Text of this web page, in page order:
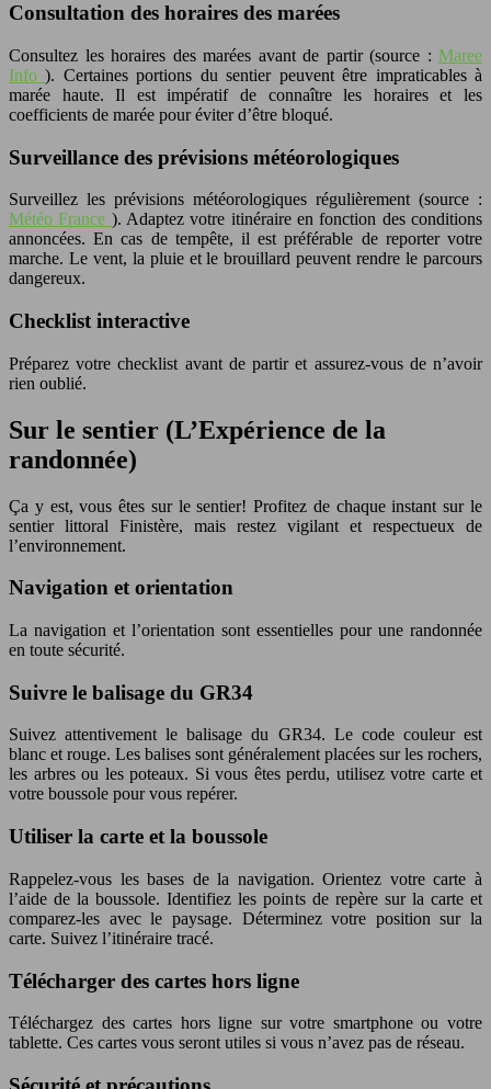
Consultation des horaires des marées
Consultez les horaires des marées avant de partir (source : Maree
Info). Certaines portions du sentier peuvent être impraticables à
marée haute. Il est impératif de connaître les horaires et les
coefficients de marée pour éviter d’être bloqué.
Surveillance des prévisions météorologiques
Surveillez les prévisions météorologiques régulièrement (source :
Météo France ). Adaptez votre itinéraire en fonction des conditions
annoncées. En cas de tempête, il est préférable de reporter votre
marche. Le vent, la pluie et le brouillard peuvent rendre le parcours
dangereux.
Checklist interactive
Préparez votre checklist avant de partir et assurez-vous de n’avoir
rien oublié.
Sur le sentier (L’Expérience de la
randonnée)
Ça y est, vous êtes sur le sentier! Profitez de chaque instant sur le
sentier littoral Finistère, mais restez vigilant et respectueux de
l’environnement.
Navigation et orientation
La navigation et l’orientation sont essentielles pour une randonnée
en toute sécurité.
Suivre le balisage du GR34
Suivez attentivement le balisage du GR34. Le code couleur est
blanc et rouge. Les balises sont généralement placées sur les rochers,
les arbres ou les poteaux. Si vous êtes perdu, utilisez votre carte et
votre boussole pour vous repérer.
Utiliser la carte et la boussole
Rappelez-vous les bases de la navigation. Orientez votre carte à
l’aide de la boussole. Identifiez les points de repère sur la carte et
comparez-les avec le paysage. Déterminez votre position sur la
carte. Suivez l’itinéraire tracé.
Télécharger des cartes hors ligne
Téléchargez des cartes hors ligne sur votre smartphone ou votre
tablette. Ces cartes vous seront utiles si vous n’avez pas de réseau.